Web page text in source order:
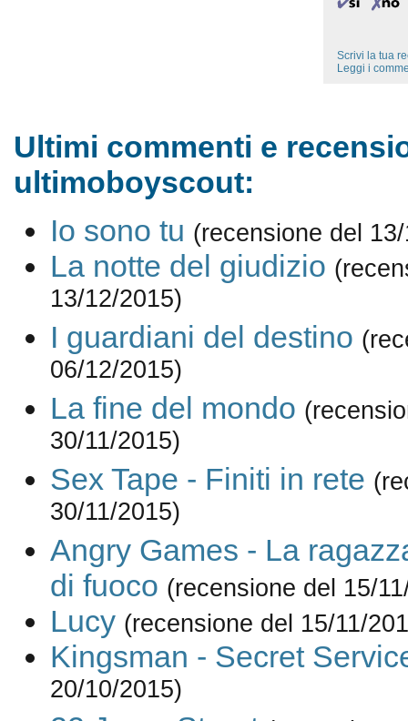
Scrivi la tua
Leggi i
Ultimi commenti e
ultimoboyscout:
Io sono tu (recensione del
La notte del giudizio
13/12/2015)
I guardiani del destino
06/12/2015)
La fine del mondo
30/11/2015)
Sex Tape - Finiti in rete
30/11/2015)
Angry Games - La
di fuoco (recensione del 15/
Lucy (recensione del 15/11/
Kingsman - Secret
20/10/2015)